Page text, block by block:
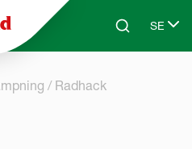
Skip to main contentSearchSE
Select
Radhack